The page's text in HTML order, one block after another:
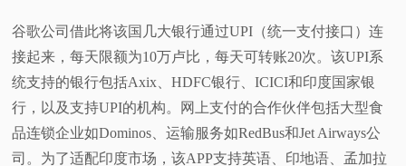
体
验
谷歌公司借此将该国几大银行通过UPI（统一支付接口）连
接起来，每天限额为10万卢比，每天可转账20次。该UPI系
统支持的银行包括Axix、HDFC银行、ICICI和印度国家银
行，以及支持UPI的机构。网上支付的合作伙伴包括大型食
品连锁企业如Dominos、运输服务如RedBus和Jet Airways公
司。为了适配印度市场，该APP支持英语、印地语、孟加拉